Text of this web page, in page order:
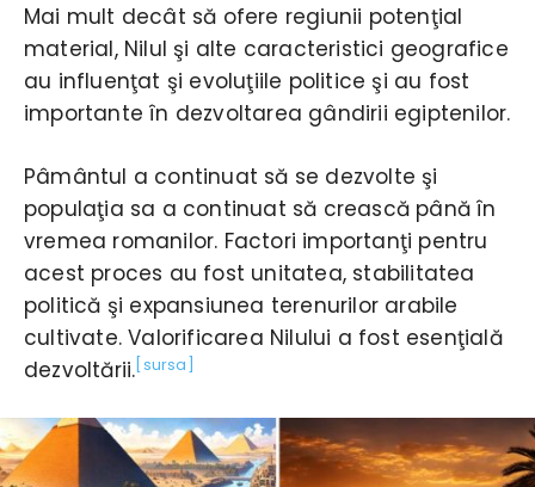
Mai mult decât să ofere regiunii potenţial
material, Nilul şi alte caracteristici geografice
au influenţat şi evoluţiile politice şi au fost
importante în dezvoltarea gândirii egiptenilor.
Pâmântul a continuat să se dezvolte şi
populaţia sa a continuat să crească până în
vremea romanilor. Factori importanţi pentru
acest proces au fost unitatea, stabilitatea
politică şi expansiunea terenurilor arabile
cultivate. Valorificarea Nilului a fost esenţială
dezvoltării. [sursa]